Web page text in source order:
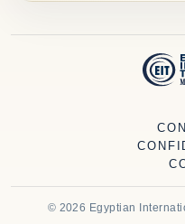
© 2026 Egyptian